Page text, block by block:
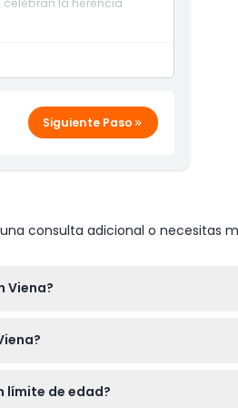
la herencia
Siguiente Paso
consulta adicional o necesitas
Viena?
favor confirme al momento
límite de edad?